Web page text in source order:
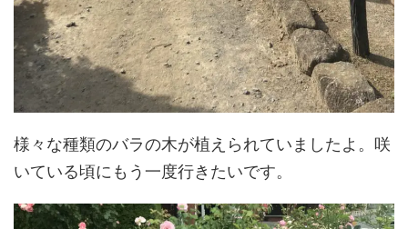
様々な種類のバラの木が植えられていましたよ。咲
いている頃にもう一度行きたいです。